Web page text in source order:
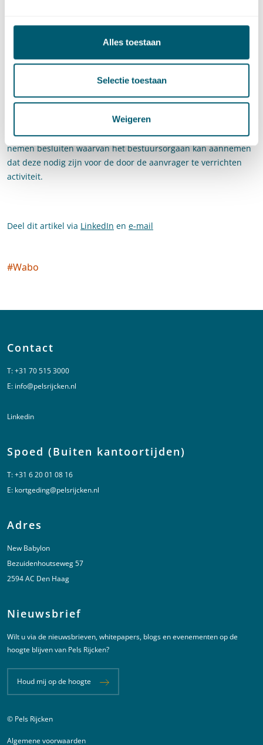
Alles toestaan
Selectie toestaan
Weigeren
alle activiteiten die daar onlosmakelijk deel vanuit maken, een
vergunning is verleend. De aanvrager is zelf verantwoordelijk
het verlengde daarvan heeft het bevoegde bestuursorgaan
een inspanningsverplichting om te bevorderen dat een
aanvrager in kennis wordt gesteld van andere op aanvraag te
nemen besluiten waarvan het bestuursorgaan kan aannemen
dat deze nodig zijn voor de door de aanvrager te verrichten
activiteit.
Deel dit artikel via LinkedIn en e-mail
Social tags
#Wabo
Contact
T:+31 70 515 3000
E: info@pelsrijcken.nl
Linkedin
Spoed (Buiten kantoortijden)
T:+31 6 20 01 08 16
E: kortgeding@pelsrijcken.nl
Adres
New Babylon
Bezuidenhoutseweg 57
2594 AC Den Haag
Nieuwsbrief
Wilt u via de nieuwsbrieven, whitepapers, blogs en evenementen op de
hoogte blijven van Pels Rijcken?
Houd mij op de hoogte
Juridische informatie
© Pels Rijcken
Algemene voorwaarden